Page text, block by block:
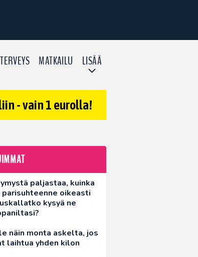
TERVEYS MATKAILU LISÄÄ
- vain 1 eurolla!
paljastaa, kuinka
parisuhteenne oikeasti
kysyä ne
näin monta askelta, jos
laihtua yhden kilon